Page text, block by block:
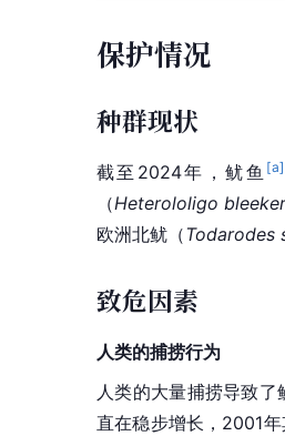
保护情况
种群现状
截至2024年，鱿鱼 [a]
（Heterololigo
欧洲北鱿（Todarodes
致危因素
人类的捕捞行为
人类的大量捕捞导致了
直在稳步增长，2001